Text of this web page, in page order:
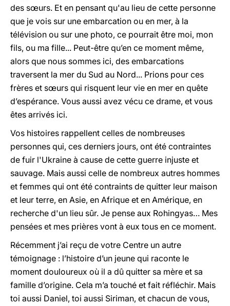
des sœurs. Et en pensant qu'au lieu de cette personne
que je vois sur une embarcation ou en mer, à la
télévision ou sur une photo, ce pourrait être moi, mon
fils, ou ma fille... Peut-être qu’en ce moment même,
alors que nous sommes ici, des embarcations
traversent la mer du Sud au Nord... Prions pour ces
frères et sœurs qui risquent leur vie en mer en quête
d’espérance. Vous aussi avez vécu ce drame, et vous
êtes arrivés ici.
Vos histoires rappellent celles de nombreuses
personnes qui, ces derniers jours, ont été contraintes
de fuir l'Ukraine à cause de cette guerre injuste et
sauvage. Mais aussi celle de nombreux autres hommes
et femmes qui ont été contraints de quitter leur maison
et leur terre, en Asie, en Afrique et en Amérique, en
recherche d'un lieu sûr. Je pense aux Rohingyas… Mes
pensées et mes prières vont à eux tous en ce moment.
Récemment j’ai reçu de votre Centre un autre
témoignage : l’histoire d’un jeune qui raconte le
moment douloureux où il a dû quitter sa mère et sa
famille d’origine. Cela m’a touché et fait réfléchir. Mais
toi aussi Daniel, toi aussi Siriman, et chacun de vous,